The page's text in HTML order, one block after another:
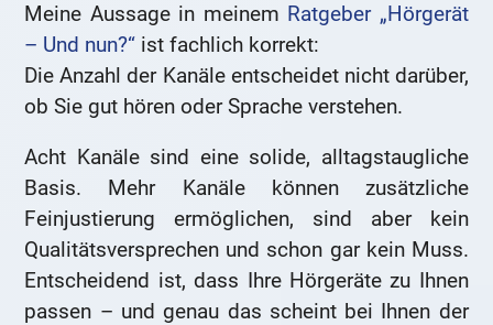
Meine Aussage in meinem Ratgeber „Hörgerät
– Und nun?“ ist fachlich korrekt:
Die Anzahl der Kanäle entscheidet nicht darüber,
ob Sie gut hören oder Sprache verstehen.
Acht Kanäle sind eine solide, alltagstaugliche
Basis. Mehr Kanäle können zusätzliche
Feinjustierung ermöglichen, sind aber kein
Qualitätsversprechen und schon gar kein Muss.
Entscheidend ist, dass Ihre Hörgeräte zu Ihnen
passen – und genau das scheint bei Ihnen der